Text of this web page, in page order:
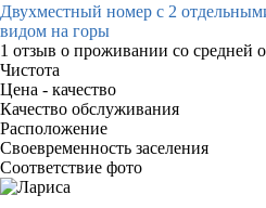
Двухместный номер с 2
видом на горы
1 отзыв о проживании со средней
Чистота
Цена - качество
Качество обслуживания
Расположение
Своевременность заселения
Соответствие фото